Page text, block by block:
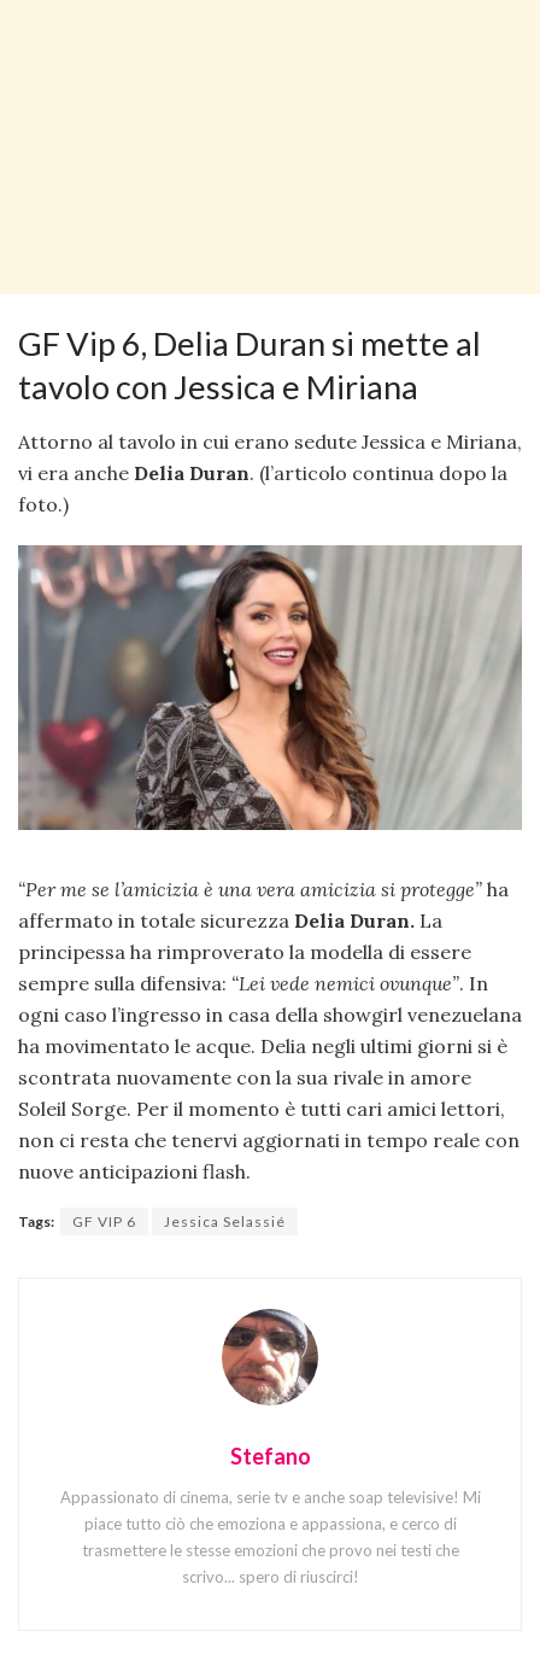
GF Vip 6, Delia Duran si mette al
tavolo con Jessica e Miriana
Attorno al tavolo in cui erano sedute Jessica e Miriana,
vi era anche Delia Duran. (l’articolo continua dopo la
foto.)
“Per me se l’amicizia è una vera amicizia si protegge” ha
affermato in totale sicurezza Delia Duran. La
principessa ha rimproverato la modella di essere
sempre sulla difensiva: “Lei vede nemici ovunque”. In
ogni caso l’ingresso in casa della showgirl venezuelana
ha movimentato le acque. Delia negli ultimi giorni si è
scontrata nuovamente con la sua rivale in amore
Soleil Sorge. Per il momento è tutti cari amici lettori,
non ci resta che tenervi aggiornati in tempo reale con
nuove anticipazioni flash.
Tags: GF VIP 6 Jessica Selassié
Stefano
Appassionato di cinema, serie tv e anche soap televisive! Mi
piace tutto ciò che emoziona e appassiona, e cerco di
trasmettere le stesse emozioni che provo nei testi che
scrivo... spero di riuscirci!